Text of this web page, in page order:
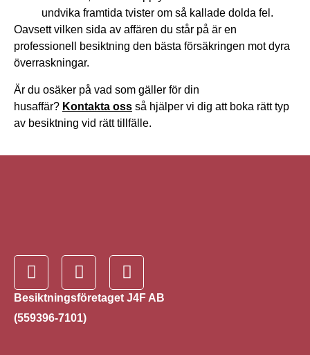
undvika framtida tvister om så kallade dolda fel.
Oavsett vilken sida av affären du står på är en
professionell besiktning den bästa försäkringen mot dyra
överraskningar.
Är du osäker på vad som gäller för din
husaffär? Kontakta oss så hjälper vi dig att boka rätt typ
av besiktning vid rätt tillfälle.
Besiktningsföretaget J4F AB
(559396-7101)